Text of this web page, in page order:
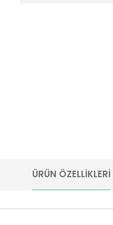
ÜRÜN ÖZELLIKLERI